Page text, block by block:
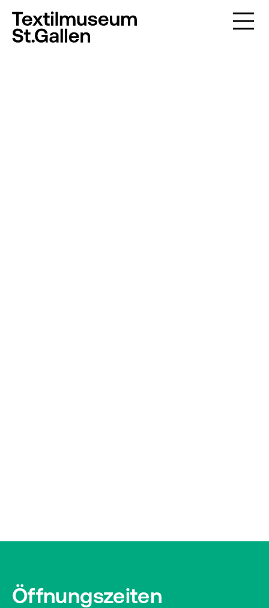
Öffnungszeiten